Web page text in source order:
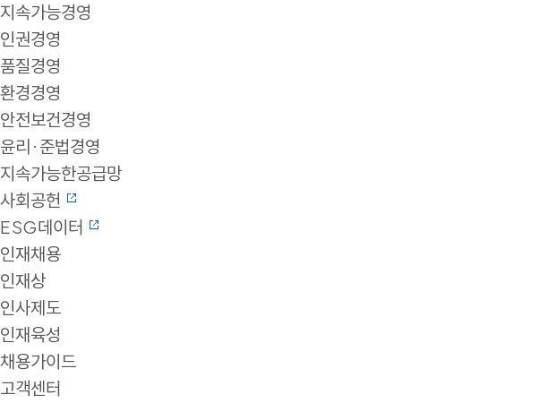
지속가능경영
인권경영
품질경영
환경경영
안전보건경영
윤리·준법경영
지속가능한공급망
사회공헌
ESG데이터
인재채용
인재상
인사제도
인재육성
채용가이드
고객센터